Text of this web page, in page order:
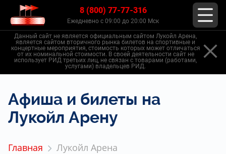
8 (800) 77-77-316
Ежедневно с 09:00 до 20:00 Мск
Данный сайт не является официальным сайтом Лукойл Арена,
является сайтом вторичного рынка билетов на спортивные и
концертные мероприятия, стоимость которых может отличаться
от их номинальной стоимости. В своей деятельности сайт не
использует РИД третьих лиц, не связан с товарами (работами,
услугами) владельцев РИД.
Афиша и билеты на
Лукойл Арену
Главная Лукойл Арена